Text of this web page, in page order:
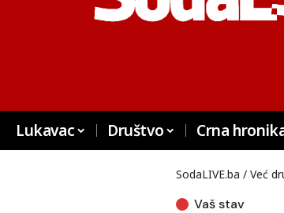
Lukavac Društvo Crna
SodaLIVE.ba / Već
Vaš stav